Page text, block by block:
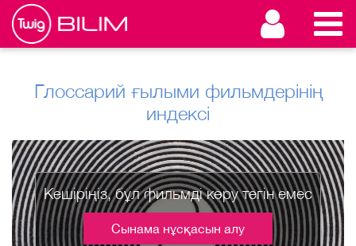
Глоссарий ғылыми фильмдерінің
индексі
Кешіріңіз, бұл фильмді көру тегін емес
Сынама нұсқасын алу